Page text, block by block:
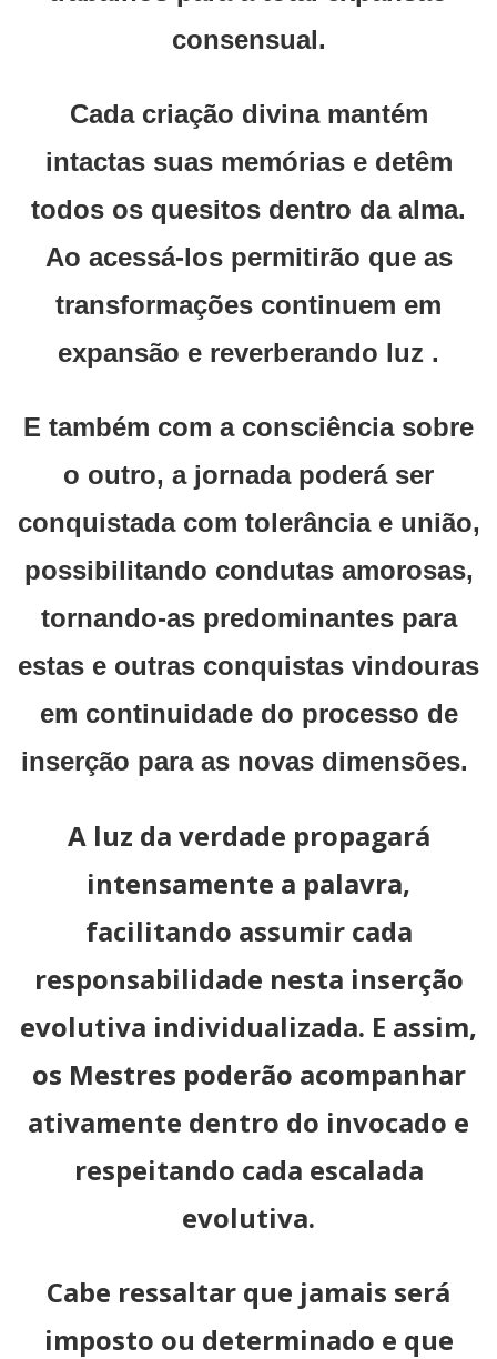
consensual.
Cada criação divina mantém
intactas suas memórias e detêm
todos os quesitos dentro da alma.
Ao acessá-los permitirão que as
transformações continuem em
expansão e reverberando luz .
E também com a consciência sobre
o outro, a jornada poderá ser
conquistada com tolerância e união,
possibilitando condutas amorosas,
tornando-as predominantes para
estas e outras conquistas vindouras
em continuidade do processo de
inserção para as novas dimensões.
A luz da verdade propagará
intensamente a palavra,
facilitando assumir cada
responsabilidade nesta inserção
evolutiva individualizada. E assim,
os Mestres poderão acompanhar
ativamente dentro do invocado e
respeitando cada escalada
evolutiva.
Cabe ressaltar que jamais será
imposto ou determinado e que